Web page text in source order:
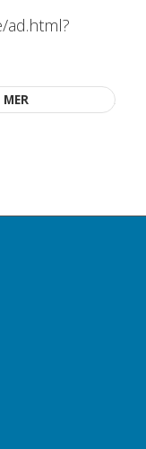
ad.html?
MER